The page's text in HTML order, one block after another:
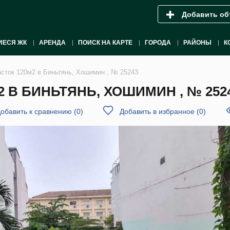
Добавить
ЖК АРЕНДА ПОИСК НА КАРТЕ ГОРОДА РАЙОНЫ
120м2 в Биньтянь, Хошимин , № 25243
В БИНЬТЯНЬ, ХОШИМИН , №
к сравнению (0) Добавить в избранное (0)